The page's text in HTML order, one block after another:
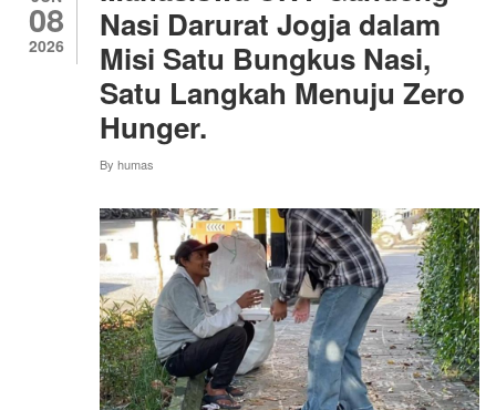
HADAPI
PELUANG
INDUSTRI
YANG
KIAN
BERKEMBANG
08
2026
Nasi Darurat Jogja dalam
Misi Satu Bungkus Nasi,
Satu Langkah Menuju Zero
Hunger.
By humas